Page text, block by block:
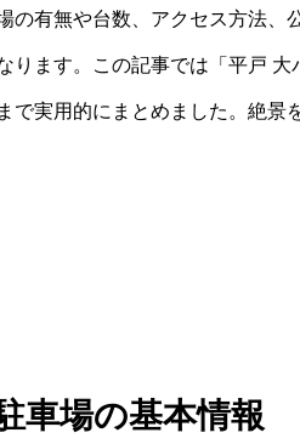
の有無や台数、アクセス方法、
ります。この記事では「平戸 大
で実用的にまとめました。絶景
車場の基本情報